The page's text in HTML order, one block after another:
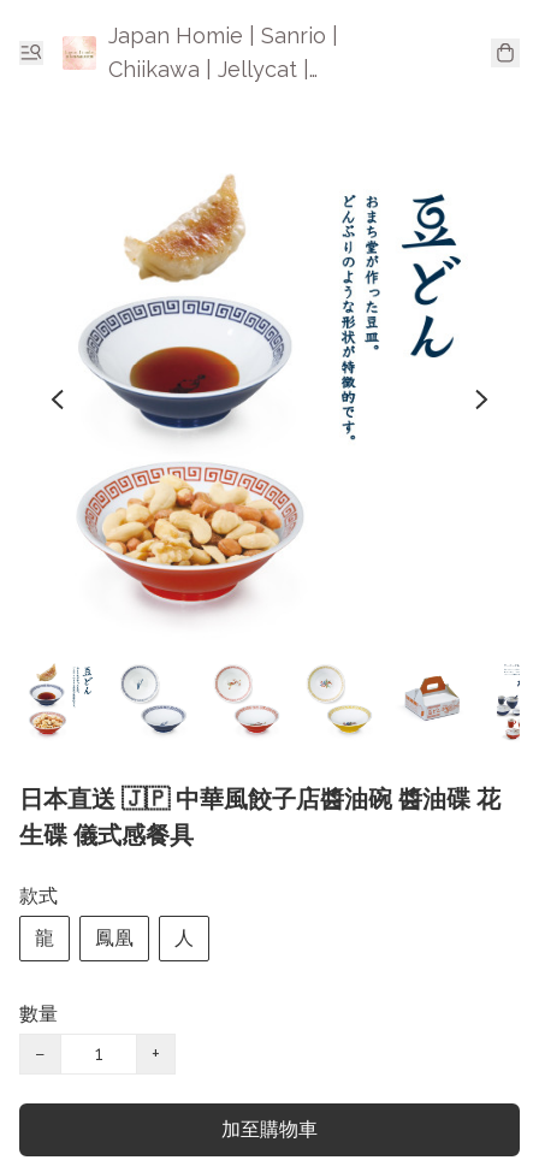
Japan Homie | Sanrio |
Chiikawa | Jellycat |
日本直送 🇯🇵 中華風餃子店醬油碗 醬油碟 花
生碟 儀式感餐具
款式
龍
鳳凰 人
數量
−
+
加至購物車